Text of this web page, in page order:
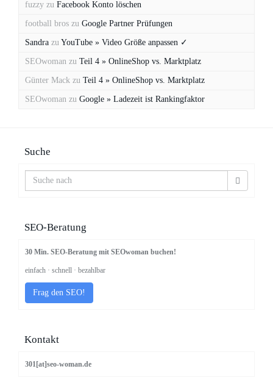
fuzzy zu Facebook Konto löschen
football bros zu Google Partner Prüfungen
Sandra zu YouTube » Video Größe anpassen ✓
SEOwoman zu Teil 4 » OnlineShop vs. Marktplatz
Günter Mack zu Teil 4 » OnlineShop vs. Marktplatz
SEOwoman zu Google » Ladezeit ist Rankingfaktor
Suche
SEO-Beratung
30 Min. SEO-Beratung mit SEOwoman buchen!
einfach · schnell · bezahlbar
Frag den SEO!
Kontakt
301[at]seo-woman.de